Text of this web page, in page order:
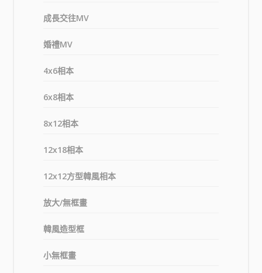
成長交往MV
婚禮MV
4x6相本
6x8相本
8x12相本
12x18相本
12x12方型韓風相本
放大/無框畫
韓風造型框
小無框畫